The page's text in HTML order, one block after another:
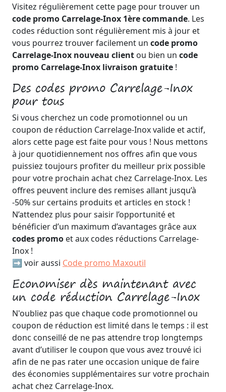
Visitez régulièrement cette page pour trouver un
code promo Carrelage-Inox 1ère commande. Les
codes réduction sont régulièrement mis à jour et
vous pourrez trouver facilement un code promo
Carrelage-Inox nouveau client ou bien un code
promo Carrelage-Inox livraison gratuite !
Des codes promo Carrelage-Inox
pour tous
Si vous cherchez un code promotionnel ou un
coupon de réduction Carrelage-Inox valide et actif,
alors cette page est faite pour vous ! Nous mettons
à jour quotidiennement nos offres afin que vous
puissiez toujours profiter du meilleur prix possible
pour votre prochain achat chez Carrelage-Inox. Les
offres peuvent inclure des remises allant jusqu’à
-50% sur certains produits et articles en stock !
N’attendez plus pour saisir l’opportunité et
bénéficier d’un maximum d’avantages grâce aux
codes promo et aux codes réductions Carrelage-
Inox !
➡️ voir aussi Code promo Maxoutil
Economiser dès maintenant avec
un code réduction Carrelage-Inox
N'oubliez pas que chaque code promotionnel ou
coupon de réduction est limité dans le temps : il est
donc conseillé de ne pas attendre trop longtemps
avant d’utiliser le coupon que vous avez trouvé ici
afin de ne pas rater une occasion unique de faire
des économies supplémentaires sur votre prochain
achat chez Carrelage-Inox.